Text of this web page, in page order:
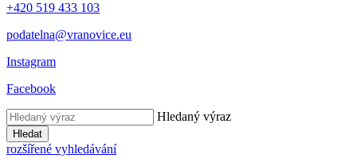
+420 519 433 103
podatelna@vranovice.eu
Instagram
Facebook
Hledaný výraz
Hledat
rozšířené vyhledávání